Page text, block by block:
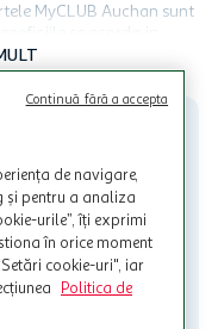
MyCLUB Auchan sunt
se acorda in
in perioada promotiei.
magazinele Auchan
indicate de Auchan si
sau pentru alte
in care sunt efectuate
de utilizarea al Cardului.
ne!
de navigare,
și pentru a analiza
urile”, îți exprimi
în orice moment
cookie-uri", iar
Politica de
Continuă fără a accepta